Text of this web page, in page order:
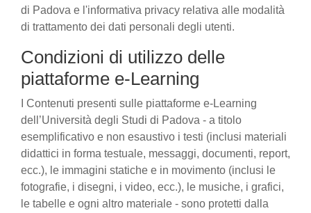
di Padova e l'informativa privacy relativa alle modalità
di trattamento dei dati personali degli utenti.
Condizioni di utilizzo delle
piattaforme e-Learning
I Contenuti presenti sulle piattaforme e-Learning
dell’Università degli Studi di Padova - a titolo
esemplificativo e non esaustivo i testi (inclusi materiali
didattici in forma testuale, messaggi, documenti, report,
ecc.), le immagini statiche e in movimento (inclusi le
fotografie, i disegni, i video, ecc.), le musiche, i grafici,
le tabelle e ogni altro materiale - sono protetti dalla